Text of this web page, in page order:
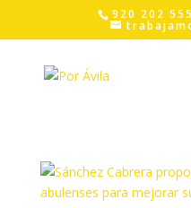
content
920 202